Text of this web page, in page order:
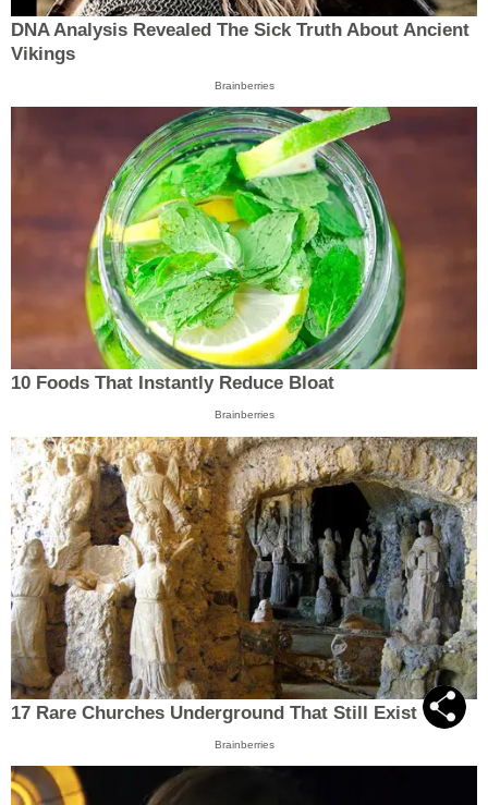
DNA Analysis Revealed The Sick Truth About Ancient
Vikings
Brainberries
10 Foods That Instantly Reduce Bloat
Brainberries
17 Rare Churches Underground That Still Exist
Brainberries